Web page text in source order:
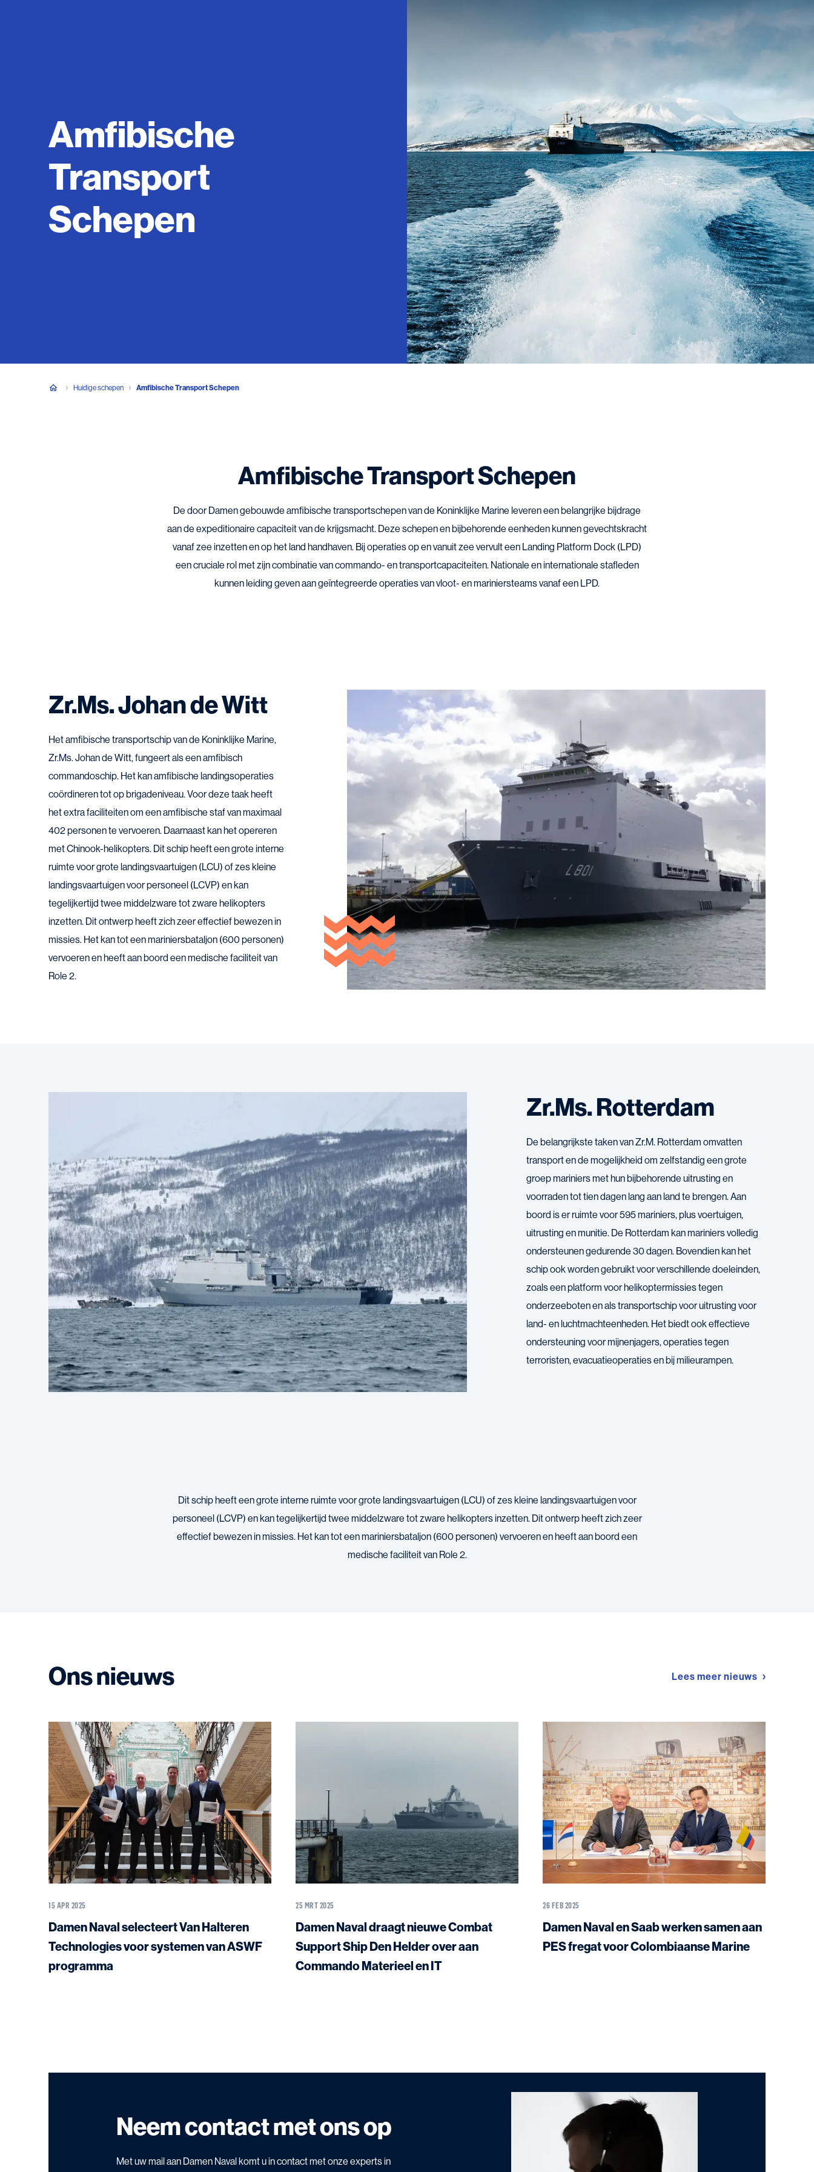
Amfibische
Transport
Schepen
Huidige schepen Amfibische Transport Schepen
Amfibische Transport Schepen
De door Damen gebouwde amfibische transportschepen van de Koninklijke Marine leveren een belangrijke bijdrage
aan de expeditionaire capaciteit van de krijgsmacht. Deze schepen en bijbehorende eenheden kunnen gevechtskracht
vanaf zee inzetten en op het land handhaven. Bij operaties op en vanuit zee vervult een Landing Platform Dock (LPD)
een cruciale rol met zijn combinatie van commando- en transportcapaciteiten. Nationale en internationale stafleden
kunnen leiding geven aan geïntegreerde operaties van vloot- en mariniersteams vanaf een LPD.
Zr.Ms. Johan de Witt
Het amfibische transportschip van de Koninklijke Marine,
Zr.Ms. Johan de Witt, fungeert als een amfibisch
commandoschip. Het kan amfibische landingsoperaties
coördineren tot op brigadeniveau. Voor deze taak heeft
het extra faciliteiten om een amfibische staf van maximaal
402 personen te vervoeren. Daarnaast kan het opereren
met Chinook-helikopters. Dit schip heeft een grote interne
ruimte voor grote landingsvaartuigen (LCU) of zes kleine
landingsvaartuigen voor personeel (LCVP) en kan
tegelijkertijd twee middelzware tot zware helikopters
inzetten. Dit ontwerp heeft zich zeer effectief bewezen in
missies. Het kan tot een mariniersbataljon (600 personen)
vervoeren en heeft aan boord een medische faciliteit van
Role 2.
Zr.Ms. Rotterdam
De belangrijkste taken van Zr.M. Rotterdam omvatten
transport en de mogelijkheid om zelfstandig een grote
groep mariniers met hun bijbehorende uitrusting en
voorraden tot tien dagen lang aan land te brengen. Aan
boord is er ruimte voor 595 mariniers, plus voertuigen,
uitrusting en munitie. De Rotterdam kan mariniers volledig
ondersteunen gedurende 30 dagen. Bovendien kan het
schip ook worden gebruikt voor verschillende doeleinden,
zoals een platform voor helikoptermissies tegen
onderzeeboten en als transportschip voor uitrusting voor
land- en luchtmachteenheden. Het biedt ook effectieve
ondersteuning voor mijnenjagers, operaties tegen
terroristen, evacuatieoperaties en bij milieurampen.
Dit schip heeft een grote interne ruimte voor grote landingsvaartuigen (LCU) of zes kleine landingsvaartuigen voor
personeel (LCVP) en kan tegelijkertijd twee middelzware tot zware helikopters inzetten. Dit ontwerp heeft zich zeer
effectief bewezen in missies. Het kan tot een mariniersbataljon (600 personen) vervoeren en heeft aan boord een
medische faciliteit van Role 2.
Ons nieuws Lees meer nieuws
15 APR 2025
Damen Naval selecteert Van Halteren
Technologies voor systemen van ASWF
programma
25 MRT 2025
Damen Naval draagt nieuwe Combat
Support Ship Den Helder over aan
Commando Materieel en IT
26 FEB 2025
Damen Naval en Saab werken samen aan
PES fregat voor Colombiaanse Marine
Neem contact met ons op
Met uw mail aan Damen Naval komt u in contact met onze experts in